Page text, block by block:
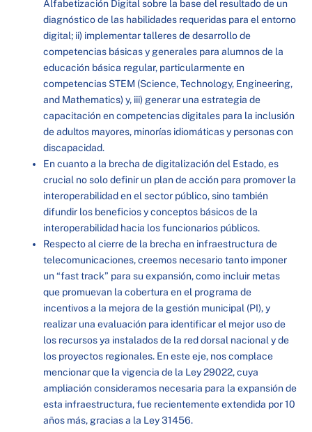
Alfabetización Digital sobre la base del resultado de un
diagnóstico de las habilidades requeridas para el entorno
digital; ii) implementar talleres de desarrollo de
competencias básicas y generales para alumnos de la
educación básica regular, particularmente en
competencias STEM (Science, Technology, Engineering,
and Mathematics) y, iii) generar una estrategia de
capacitación en competencias digitales para la inclusión
de adultos mayores, minorías idiomáticas y personas con
discapacidad.
En cuanto a la brecha de digitalización del Estado, es
crucial no solo definir un plan de acción para promover la
interoperabilidad en el sector público, sino también
difundir los beneficios y conceptos básicos de la
interoperabilidad hacia los funcionarios públicos.
Respecto al cierre de la brecha en infraestructura de
telecomunicaciones, creemos necesario tanto imponer
un “fast track” para su expansión, como incluir metas
que promuevan la cobertura en el programa de
incentivos a la mejora de la gestión municipal (PI), y
realizar una evaluación para identificar el mejor uso de
los recursos ya instalados de la red dorsal nacional y de
los proyectos regionales. En este eje, nos complace
mencionar que la vigencia de la Ley 29022, cuya
ampliación consideramos necesaria para la expansión de
esta infraestructura, fue recientemente extendida por 10
años más, gracias a la Ley 31456.